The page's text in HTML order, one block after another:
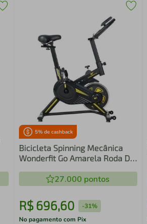
5% de cashback
Bicicleta Spinning Mecânica
Wonderfit Go Amarela Roda De
27.000 pontos
R$ 696,60 -31%
No pagamento com Pix